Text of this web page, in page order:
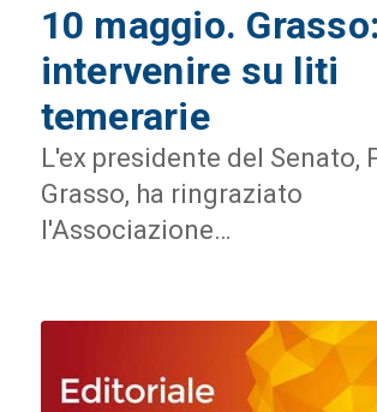
10 maggio. Grasso:
intervenire su liti
temerarie
L'ex presidente del Senato,
Grasso, ha ringraziato
l'Associazione…